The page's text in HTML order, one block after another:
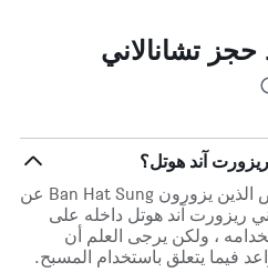
حجز تشانالاني
آند هوتل؟
نعم. يبحث العديد من الأشخاص الذين يزورون Ban Hat Sung عن
ريزورت آند هوتل داخله على
، ولكن يرجى العلم أن
فيما يتعلق باستخدام المسبح.